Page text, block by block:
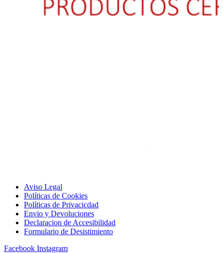
Aviso Legal
Políticas de Cookies
Políticas de Privacicdad
Envio y Devoluciones
Declaracion de Accesibilidad
Formulario de Desistimiento
Facebook Instagram